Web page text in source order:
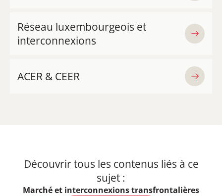
Réseau luxembourgeois et
interconnexions
ACER & CEER
Découvrir tous les contenus liés à ce
sujet :
Marché et interconnexions transfrontalières